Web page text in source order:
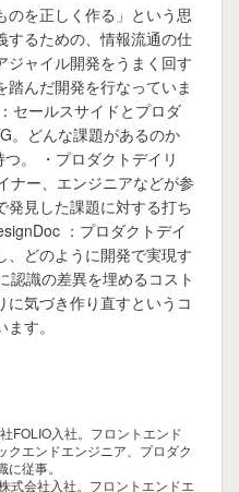
のを正しく作る」という思
するための、情報流通の仕
ジャイル開発をうまく回す
んだ開発を行なっていま
セールスサイドとプロダ
。どんな課題があるのか
つ。 ・プロダクトデイリ
ナー、エンジニアなどが参
発見した課題に対する打ち
：プロダクトデイ
、どのように開発で実現す
認識の差異を埋めるコスト
に気づき作り直すというコ
す。
FOLIO入社。フロントエンド
クエンドエンジニア、プロダク
に従事。
式会社入社。フロントエンドエ